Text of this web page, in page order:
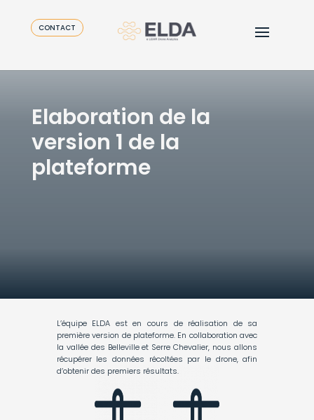
CONTACT
Elaboration de la
version 1 de la
plateforme
L’équipe ELDA est en cours de réalisation de sa
première version de plateforme. En collaboration avec
la vallée des Belleville et Serre Chevalier, nous allons
récupérer les données récoltées par le drone, afin
d’obtenir des premiers résultats.